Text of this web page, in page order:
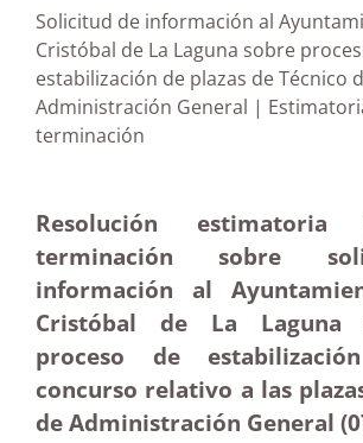
Solicitud de información al
Cristóbal de La Laguna sobre
estabilización de plazas de Técnico
Administración General |
Resolución
terminación sobre
información al
Cristóbal de La Laguna
proceso de
concurso relativo a las
de Administración General